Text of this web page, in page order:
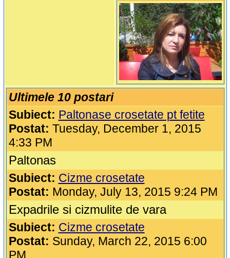
Ultimele 10 postari
Subiect: Paltonase crosetate pt fetite
Postat: Tuesday, December 1, 2015
4:33 PM
Paltonas
Subiect: Cizme crosetate
Postat: Monday, July 13, 2015 9:24 PM
Expadrile si cizmulite de vara
Subiect: Cizme crosetate
Postat: Sunday, March 22, 2015 6:00
PM